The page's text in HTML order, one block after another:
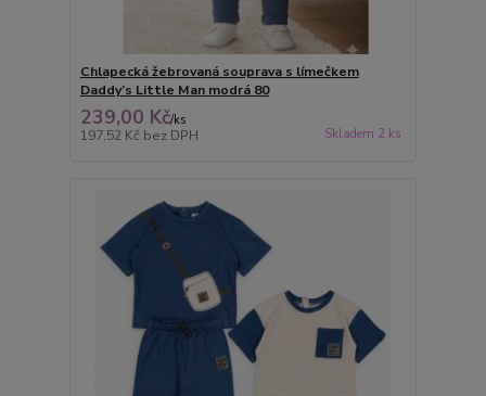
Chlapecká žebrovaná souprava s límečkem
Daddy’s Little Man modrá 80
239,00 Kč/ks
197,52 Kč bez DPH Skladem 2 ks